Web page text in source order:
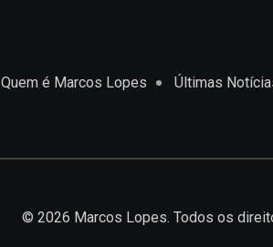
Quem é Marcos Lopes Últimas
© 2026 Marcos Lopes. Todos os